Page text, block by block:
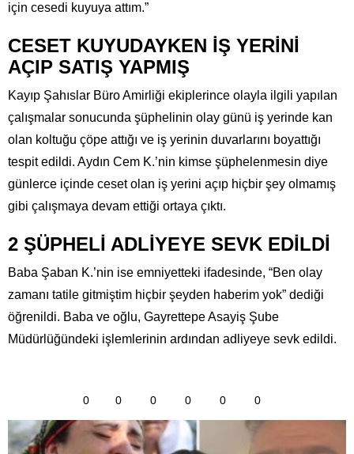
için cesedi kuyuya attım.”
CESET KUYUDAYKEN İŞ YERİNİ
AÇIP SATIŞ YAPMIŞ
Kayıp Şahıslar Büro Amirliği ekiplerince olayla ilgili yapılan
çalışmalar sonucunda şüphelinin olay günü iş yerinde kan
olan koltuğu çöpe attığı ve iş yerinin duvarlarını boyattığı
tespit edildi. Aydın Cem K.’nin kimse şüphelenmesin diye
günlerce içinde ceset olan iş yerini açıp hiçbir şey olmamış
gibi çalışmaya devam ettiği ortaya çıktı.
2 ŞÜPHELİ ADLİYEYE SEVK EDİLDİ
Baba Şaban K.’nin ise emniyetteki ifadesinde, “Ben olay
zamanı tatile gitmiştim hiçbir şeyden haberim yok” dediği
öğrenildi. Baba ve oğlu, Gayrettepe Asayiş Şube
Müdürlüğündeki işlemlerinin ardından adliyeye sevk edildi.
0 0 0 0 0 0